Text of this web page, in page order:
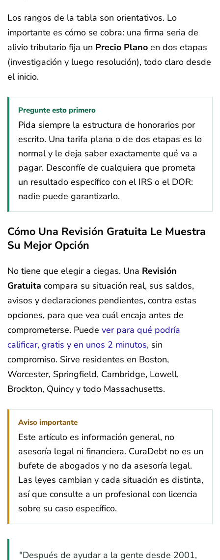
Los rangos de la tabla son orientativos. Lo
importante es cómo se cobra: una firma seria de
alivio tributario fija un Precio Plano en dos etapas
(investigación y luego resolución), todo claro desde
el inicio.
Pregunte esto primero
Pida siempre la estructura de honorarios por
escrito. Una tarifa plana o de dos etapas es lo
normal y le deja saber exactamente qué va a
pagar. Desconfíe de cualquiera que prometa
un resultado específico con el IRS o el DOR:
nadie puede garantizarlo.
Cómo Una Revisión Gratuita Le Muestra
Su Mejor Opción
No tiene que elegir a ciegas. Una Revisión
Gratuita compara su situación real, sus saldos,
avisos y declaraciones pendientes, contra estas
opciones, para que vea cuál encaja antes de
comprometerse. Puede ver para qué podría
calificar, gratis y en unos 2 minutos, sin
compromiso. Sirve residentes en Boston,
Worcester, Springfield, Cambridge, Lowell,
Brockton, Quincy y todo Massachusetts.
Aviso importante
Este artículo es información general, no
asesoría legal ni financiera. CuraDebt no es un
bufete de abogados y no da asesoría legal.
Las leyes cambian y cada situación es distinta,
así que consulte a un profesional con licencia
sobre su caso específico.
"Después de ayudar a la gente desde 2001,